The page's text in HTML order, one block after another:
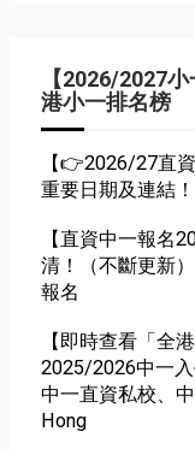
【2026/2027
港小一排名榜
【👉2026/27直
重要日期及連結
【直資中一報名
清！（不斷更新
報名
【即時查看「全
2025/2026中一
中一直資私校、
Hong